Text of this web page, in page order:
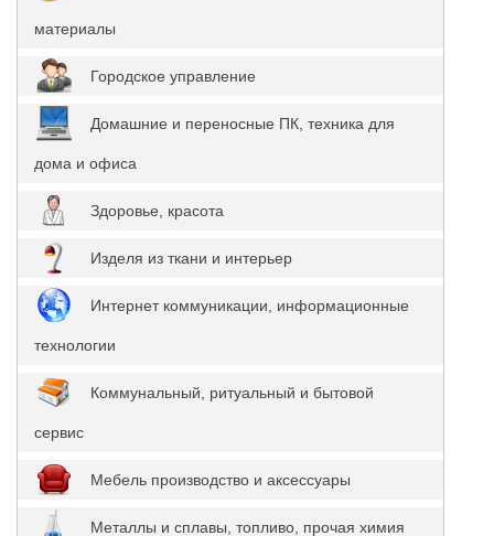
материалы
Городское управление
Домашние и переносные ПК, техника для
дома и офиса
Здоровье, красота
Изделя из ткани и интерьер
Интернет коммуникации, информационные
технологии
Коммунальный, ритуальный и бытовой
сервис
Мебель производство и аксессуары
Металлы и сплавы, топливо, прочая химия